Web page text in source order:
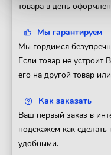
товара в день
Мы гарантируем
Мы гордимся
Если товар не устроит
его на другой товар
Как заказать
Ваш первый заказ в
подскажем как
удобными.